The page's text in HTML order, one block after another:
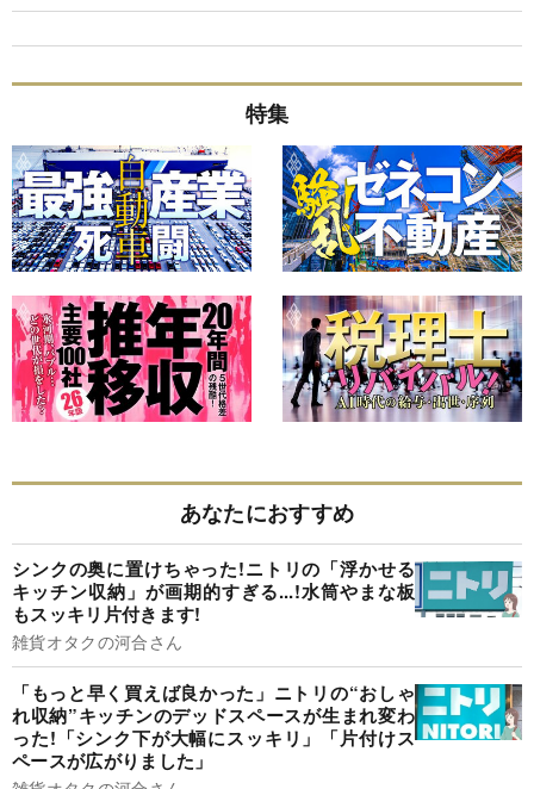
特集
あなたにおすすめ
シンクの奥に置けちゃった!ニトリの「浮かせる
キッチン収納」が画期的すぎる...!水筒やまな板
もスッキリ片付きます!
雑貨オタクの河合さん
「もっと早く買えば良かった」ニトリの“おしゃ
れ収納”キッチンのデッドスペースが生まれ変わ
った!「シンク下が大幅にスッキリ」「片付けス
ペースが広がりました」